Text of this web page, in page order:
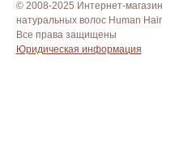
© 2008-2025 Интернет-магазин
натуральных волос Human Hair
Все права защищены
Юридическая информация